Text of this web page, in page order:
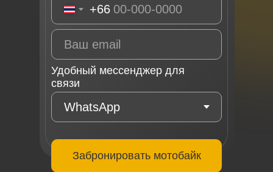
+66
Удобный мессенджер для
связи
Забронировать мотобайк